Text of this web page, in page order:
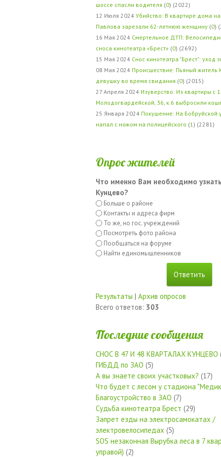
шоссе спасли водителя (0) (2022)
12 Июля 2024 Убийство: В квартире дома
Павлова зарезали 62-летнюю женщину (0)
16 Мая 2024 Смертельное ДТП:
сноса кинотеатра «Брест» (0) (2692)
15 Мая 2024 Снос кинотеатра "Брест": уход
08 Мая 2024 Происшествие: Пьяный житель
девушку во время свидания (0) (2015)
27 Апреля 2024 Изуверство: Из квартиры с
Молодогвардейской, 36, к.6 выбросили
25 Января 2024 Покушение: На Бобруйской
напал с ножом на полицейского (1 ) (2281)
Опрос жителей
Что именно Вам необходимо
Кунцево?
Больше о районе
Контакты и адреса фирм
То же, но гос. учреждений
Посмотреть фото района
Пообщаться на форуме
Найти единомышленников
Результаты | Архив опросов
Всего ответов: 303
Последние сообщения
СНОС В 47 И 48 КВАРТАЛАХ КУНЦЕВО
ГИБДД по ЗАО (5)
А вы знаете своих участковых? (17)
Что будет с лесом у стадиона
Благоустройство в ЗАО (7)
Судьба кинотеатра Брест (29)
Запрет езды на электросамокатах /
электровелосипедах (5)
SOS незаконная Вырубка леса в 7
управой) (2)